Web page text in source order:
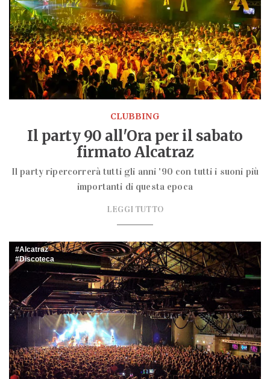
CLUBBING
Il party 90 all'Ora per il sabato
firmato Alcatraz
Il party ripercorrerà tutti gli anni '90 con tutti i suoni più
importanti di questa epoca
LEGGI TUTTO
Alcatraz
Discoteca